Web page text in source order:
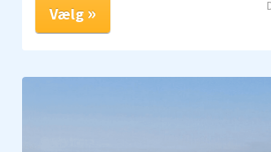
Vælg